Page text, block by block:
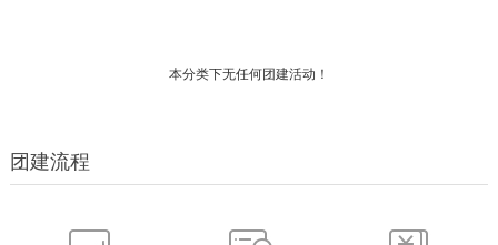
本分类下无任何团建活动！
团建流程